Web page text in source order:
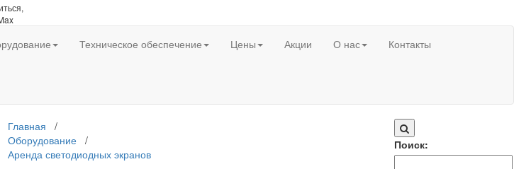
Техническое обеспечение Цены Акции О нас Контакты
Главная /
Оборудование/
Аренда светодиодных экранов
Поиск: